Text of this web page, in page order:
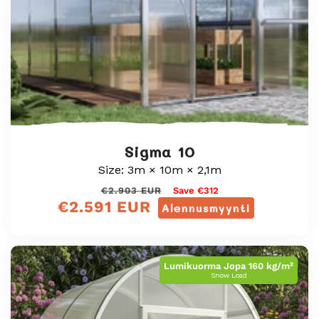
Sigma 10
Size: 3m × 10m × 2,1m
Normaali
hinta
€2.903 EUR Save €312
Alennusmyynti
Myyntihinta
€2.591 EUR
Lumikuorma Jopa 160 kg/m²
Snow Load